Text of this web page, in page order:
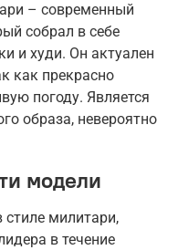
– современный
собрал в себе
и худи. Он актуален
как прекрасно
погоду. Является
образа, невероятно
модели
милитари,
в течение